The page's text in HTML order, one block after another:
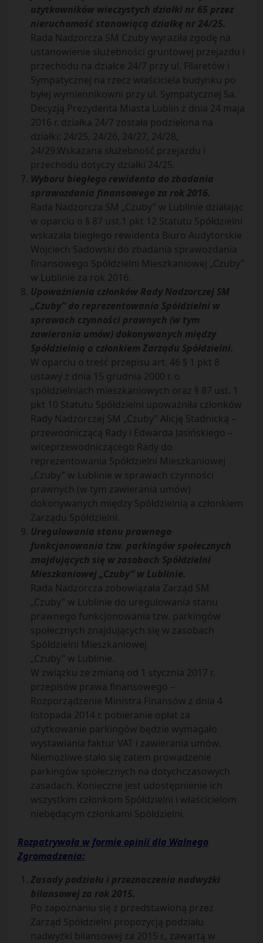
użytkowników wieczystych działki nr 65 przez
nieruchomość stanowiącą działkę nr 24/25.
Rada Nadzorcza SM Czuby wyraziła zgodę na
ustanowienie służebności gruntowej przejazdu i
przechodu na działce 24/7 przy ul. Filaretów i
Sympatycznej na rzecz właściciela budynku po
byłej wymiennikowni przy ul. Sympatycznej 5a.
Decyzją Prezydenta Miasta Lublin z dnia 24 maja
2016 r. działka 24/7 została podzielona na
działki: 24/25, 24/26, 24/27, 24/28,
24/29.Wskazana służebność przejazdu i
przechodu dotyczy działki 24/25.
Wyboru biegłego rewidenta do zbadania
sprawozdania finansowego za rok 2016.
Rada Nadzorcza SM „Czuby” w Lublinie działając
w oparciu o § 87 ust.1 pkt 12 Statutu Spółdzielni
wskazała biegłego rewidenta Biuro Audytorskie
Wojciech Sadowski do zbadania sprawozdania
finansowego Spółdzielni Mieszkaniowej „Czuby”
w Lublinie za rok 2016.
Upoważnienia członków Rady Nadzorczej SM
„Czuby” do reprezentowania Spółdzielni w
sprawach czynności prawnych (w tym
zawierania umów) dokonywanych między
Spółdzielnią a członkiem Zarządu Spółdzielni.
W oparciu o treść przepisu art. 46 § 1 pkt 8
ustawy z dnia 15 grudnia 2000 r. o
spółdzielniach mieszkaniowych oraz § 87 ust. 1
pkt 10 Statutu Spółdzielni upoważniła członków
Rady Nadzorczej SM „Czuby” Alicję Stadnicką –
przewodniczącą Rady i Edwarda Jasińskiego –
wiceprzewodniczącego Rady do
reprezentowania Spółdzielni Mieszkaniowej
„Czuby” w Lublinie w sprawach czynności
prawnych (w tym zawierania umów)
dokonywanych między Spółdzielnią a członkiem
Zarządu Spółdzielni.
Uregulowania stanu prawnego
funkcjonowania tzw. parkingów społecznych
znajdujących się w zasobach Spółdzielni
Mieszkaniowej „Czuby” w Lublinie.
Rada Nadzorcza zobowiązała Zarząd SM
„Czuby” w Lublinie do uregulowania stanu
prawnego funkcjonowania tzw. parkingów
społecznych znajdujących się w zasobach
Spółdzielni Mieszkaniowej
„Czuby” w Lublinie.
W związku ze zmianą od 1 stycznia 2017 r.
przepisów prawa finansowego –
Rozporządzenie Ministra Finansów z dnia 4
listopada 2014 r. pobieranie opłat za
użytkowanie parkingów będzie wymagało
wystawiania faktur VAT i zawierania umów.
Niemożliwe stało się zatem prowadzenie
parkingów społecznych na dotychczasowych
zasadach. Konieczne jest udostępnienie ich
wszystkim członkom Spółdzielni i właścicielom
niebędącym członkami Spółdzielni.
Rozpatrywała w formie opinii dla Walnego
Zgromadzenia:
Zasady podziału i przeznaczenia nadwyżki
bilansowej za rok 2015.
Po zapoznaniu się z przedstawioną przez
Zarząd Spółdzielni propozycją podziału
nadwyżki bilansowej za 2015 r., zawartą w